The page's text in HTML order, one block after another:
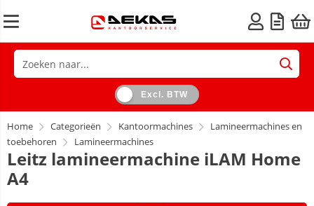
Excl. BTW
Home Categorieën Kantoormachines
Lamineermachines en
toebehoren
Lamineermachines
Leitz lamineermachine iLAM Home
A4